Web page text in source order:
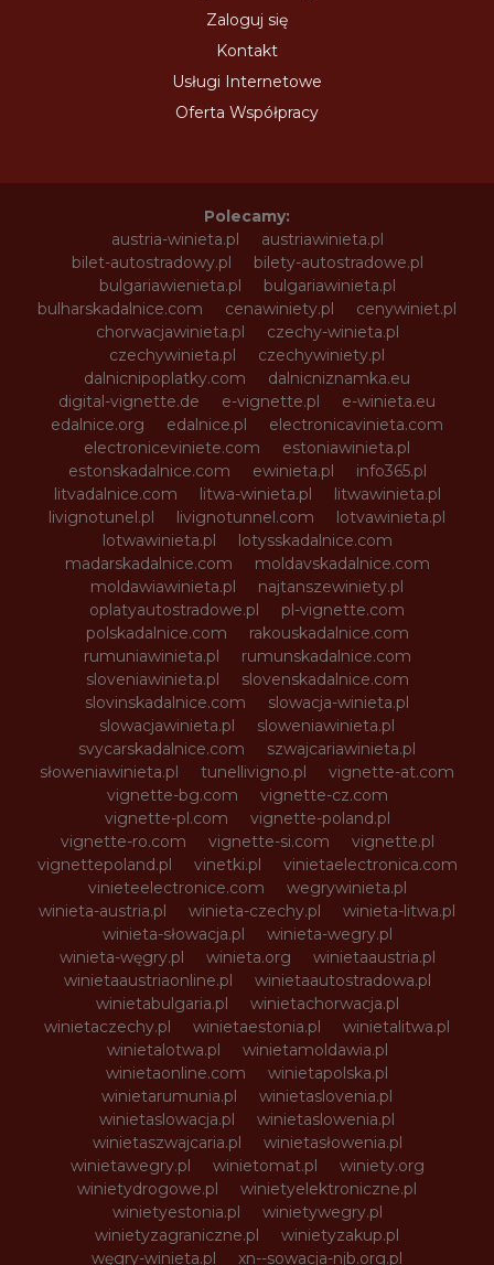
Zaloguj się
Kontakt
Usługi Internetowe
Oferta Współpracy
Polecamy:
austria-winieta.pl
austriawinieta.pl
bilet-autostradowy.pl
bilety-autostradowe.pl
bulgariawienieta.pl
bulgariawinieta.pl
bulharskadalnice.com
cenawiniety.pl
cenywiniet.pl
chorwacjawinieta.pl
czechy-winieta.pl
czechywinieta.pl
czechywiniety.pl
dalnicnipoplatky.com
dalnicniznamka.eu
digital-vignette.de
e-vignette.pl
e-winieta.eu
edalnice.org
edalnice.pl
electronicavinieta.com
electroniceviniete.com
estoniawinieta.pl
estonskadalnice.com
ewinieta.pl
info365.pl
litvadalnice.com
litwa-winieta.pl
litwawinieta.pl
livignotunel.pl
livignotunnel.com
lotvawinieta.pl
lotwawinieta.pl
lotysskadalnice.com
madarskadalnice.com
moldavskadalnice.com
moldawiawinieta.pl
najtanszewiniety.pl
oplatyautostradowe.pl
pl-vignette.com
polskadalnice.com
rakouskadalnice.com
rumuniawinieta.pl
rumunskadalnice.com
sloveniawinieta.pl
slovenskadalnice.com
slovinskadalnice.com
slowacja-winieta.pl
slowacjawinieta.pl
sloweniawinieta.pl
svycarskadalnice.com
szwajcariawinieta.pl
słoweniawinieta.pl
tunellivigno.pl
vignette-at.com
vignette-bg.com
vignette-cz.com
vignette-pl.com
vignette-poland.pl
vignette-ro.com
vignette-si.com
vignette.pl
vignettepoland.pl
vinetki.pl
vinietaelectronica.com
vinieteelectronice.com
wegrywinieta.pl
winieta-austria.pl
winieta-czechy.pl
winieta-litwa.pl
winieta-słowacja.pl
winieta-wegry.pl
winieta-węgry.pl
winieta.org
winietaaustria.pl
winietaaustriaonline.pl
winietaautostradowa.pl
winietabulgaria.pl
winietachorwacja.pl
winietaczechy.pl
winietaestonia.pl
winietalitwa.pl
winietalotwa.pl
winietamoldawia.pl
winietaonline.com
winietapolska.pl
winietarumunia.pl
winietaslovenia.pl
winietaslowacja.pl
winietaslowenia.pl
winietaszwajcaria.pl
winietasłowenia.pl
winietawegry.pl
winietomat.pl
winiety.org
winietydrogowe.pl
winietyelektroniczne.pl
winietyestonia.pl
winietywegry.pl
winietyzagraniczne.pl
winietyzakup.pl
węgry-winieta.pl
xn--sowacja-njb.org.pl